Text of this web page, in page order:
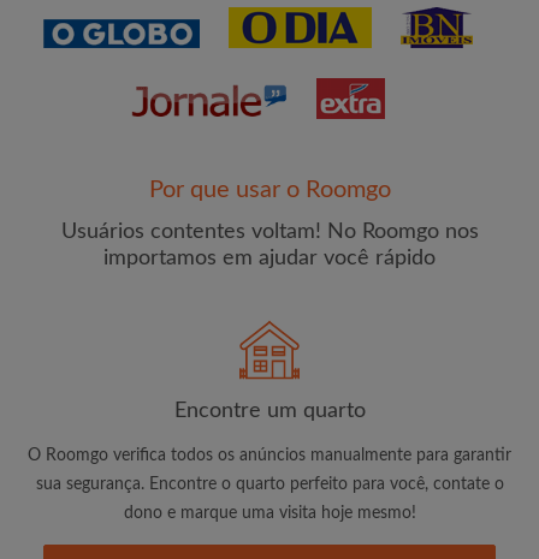
Li, entendi e concordo com os
Termos e Condições de
uso e com a Política de Privadicade
CRIAR PERFIL
Por que usar o Roomgo
Usuários contentes voltam! No Roomgo nos
importamos em ajudar você rápido
Encontre um quarto
O Roomgo verifica todos os anúncios manualmente para garantir
sua segurança. Encontre o quarto perfeito para você, contate o
dono e marque uma visita hoje mesmo!